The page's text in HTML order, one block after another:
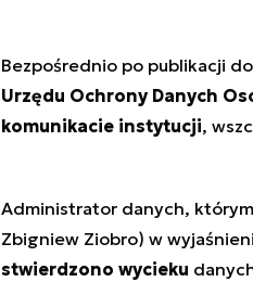
Bezpośrednio po publikacji
Urzędu Ochrony Danych
komunikacie instytucji,
Administrator danych,
Zbigniew Ziobro) w
stwierdzono wycieku